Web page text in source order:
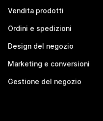
Vendita prodotti
Ordini e spedizioni
Design del negozio
Marketing e conversioni
Gestione del negozio